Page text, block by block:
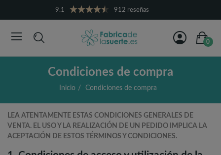
9.1 912 reseñas
0
Condiciones de compra
Inicio Condiciones de compra
LEA ATENTAMENTE ESTAS CONDICIONES GENERALES DE
VENTA. EL USO Y LA REALIZACIÓN DE UN PEDIDO IMPLICA LA
ACEPTACIÓN DE ESTOS TÉRMINOS Y CONDICIONES.